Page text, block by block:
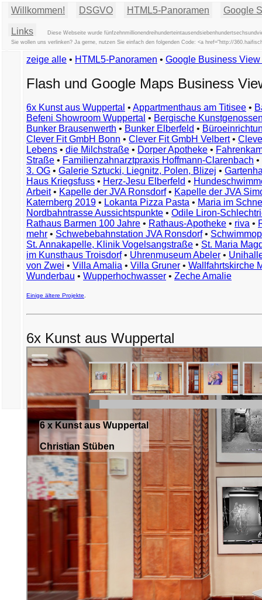
Willkommen! DSGVO HTML5-Panoramen Google
Links
Diese Webseite wurde
Sie wollen uns verlinken? Ja gerne, nutzen Sie einfach den folgenden Code: <a href="http://
zeige alle • HTML5-Panoramen • Google Business
Flash und Google Maps Business
6x Kunst aus Wuppertal • Appartmenthaus am Titisee •
Befeni Showroom Wuppertal • Bergische
Bunker Brausenwerth • Bunker Elberfeld •
Clever Fit GmbH Bonn • Clever Fit GmbH Velbert•
Lebens • die Milchstraße • Dorper Apotheke •
Straße • Familienzahnarztpraxis Hoffmann-Clarenbach •
3. OG • Galerie Sztucki, Liegnitz, Polen, Blizej •
Haus Kriegsfuss • Herz-Jesu Elberfeld •
Arbeit• Kapelle der JVA Ronsdorf• Kapelle der JVA
Katernberg 2019 • Lokanta Pizza Pasta • Maria im
Nordbahntrasse Aussichtspunkte • Odile Liron-
Rathaus Barmen 100 Jahre • Rathaus-Apotheke • riva •
mehr • Schwebebahnstation JVA Ronsdorf•
St. Annakapelle, Klinik Vogelsangstraße • St. Maria
im Kunsthaus Troisdorf• Uhrenmuseum Abeler •
von Zwei • Villa Amalia • Villa Gruner • Wallfahrtskirche
Wunderbau • Wupperhochwasser • Zeche Amalie
Einige ältere Projekte
6x Kunst aus Wuppertal